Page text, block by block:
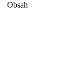
Obsah